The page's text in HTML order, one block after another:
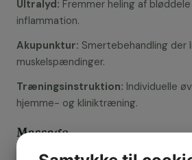
Ultralyd: Fremmer heling af
inflammation.
Akupunktur: Smertebehandling der
muskelspændinger.
Træningsinstruktion: Individuelle
hjemme- og kliniktræning.
Massage
Uden for sygesikringen tilbyder vi